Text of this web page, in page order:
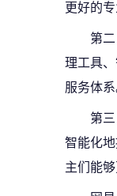
更好的专
第
理工具
服务体系
第
智能化
主们能